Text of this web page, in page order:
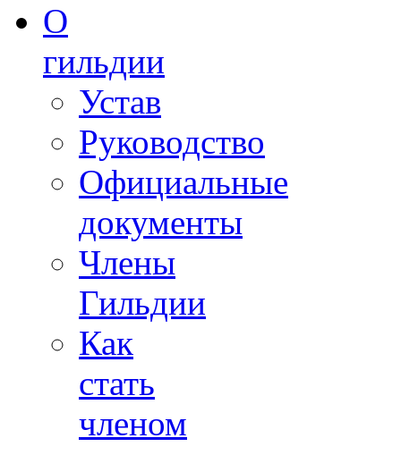
О
гильдии
Устав
Руководство
Официальные
документы
Члены
Гильдии
Как
стать
членом